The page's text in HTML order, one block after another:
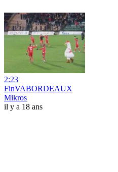
2:23
FinVABORDEAUX
Mikros
il y a 18 ans